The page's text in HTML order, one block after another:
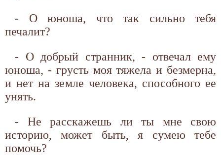
- О юноша, что так сильно тебя
печалит?
- О добрый странник, - отвечал ему
юноша, - грусть моя тяжела и безмерна,
и нет на земле человека, способного ее
унять.
- Не расскажешь ли ты мне свою
историю, может быть, я сумею тебе
помочь?